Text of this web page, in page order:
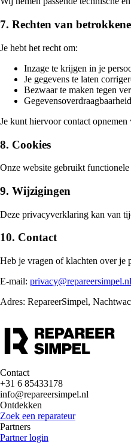
7. Rechten van
Je hebt het recht om:
Inzage te krijgen in je
Je gegevens te laten
Bezwaar te maken tegen
Je kunt hiervoor contact opnemen
8. Cookies
Onze website gebruikt
9. Wijzigingen
Deze privacyverklaring kan van
10. Contact
Heb je vragen of klachten over je
E-mail: privacy@repareersimpel.nl
Adres: RepareerSimpel,
Contact
+31 6 85433178
info@repareersimpel.nl
Ontdekken
Zoek een reparateur
Partners
Partner login